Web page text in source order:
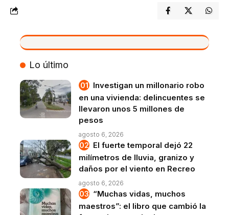
VIVO
Lo último
Investigan un millonario robo
en una vivienda: delincuentes se
llevaron unos 5 millones de
pesos
agosto 6, 2026
El fuerte temporal dejó 22
milímetros de lluvia, granizo y
daños por el viento en Recreo
agosto 6, 2026
“Muchas vidas, muchos
maestros”: el libro que cambió la